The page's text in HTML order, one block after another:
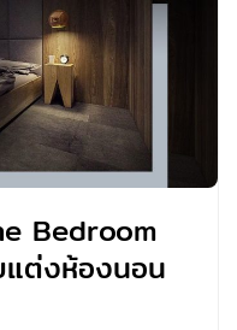
Bedroom
แต่งห้องนอน